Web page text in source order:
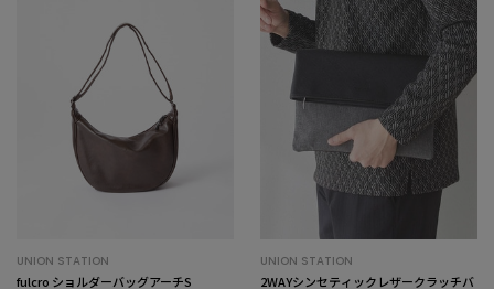
UNION STATION
fulcro ショルダーバッグアーチS
UNION STATION
2WAYシンセティックレザークラッチバ